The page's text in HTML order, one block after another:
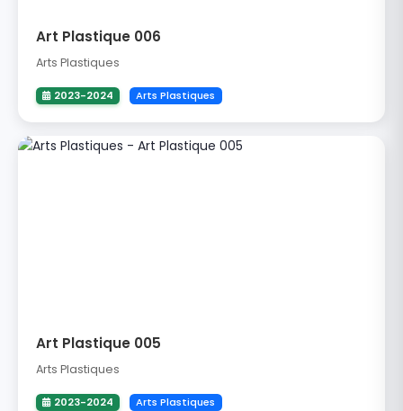
Art Plastique 006
Arts Plastiques
2023-2024 Arts Plastiques
Art Plastique 005
Arts Plastiques
2023-2024 Arts Plastiques